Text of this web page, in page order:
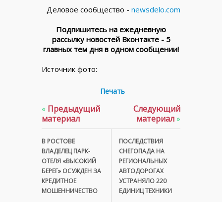
Деловое сообщество - newsdelo.com
Подпишитесь на ежедневную
рассылку новостей Вконтакте - 5
главных тем дня в одном сообщении!
Источник фото:
Печать
« Предыдущий
материал
В РОСТОВЕ
ВЛАДЕЛЕЦ ПАРК-
ОТЕЛЯ «ВЫСОКИЙ
БЕРЕГ» ОСУЖДЕН ЗА
КРЕДИТНОЕ
МОШЕННИЧЕСТВО
Следующий
материал»
ПОСЛЕДСТВИЯ
СНЕГОПАДА НА
РЕГИОНАЛЬНЫХ
АВТОДОРОГАХ
УСТРАНЯЛО 220
ЕДИНИЦ ТЕХНИКИ